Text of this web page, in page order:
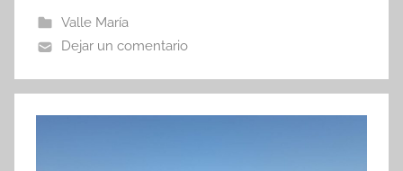
b
o
o
k
p
p
tir
Valle María
Dejar un comentario